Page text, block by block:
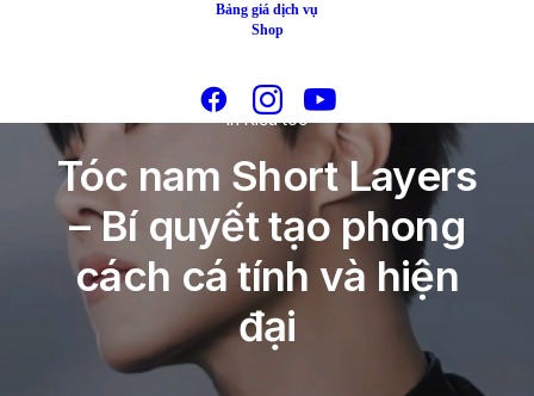
Bảng giá dịch vụ
Shop
InKiểu tóc
Tóc nam Short Layers
– Bí quyết tạo phong
cách cá tính và hiện
đại